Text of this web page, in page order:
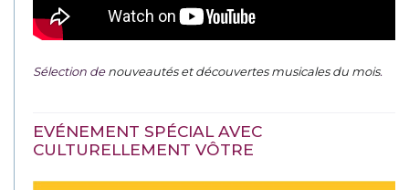
Sélection denouveautés et découvertes musicales du mois.
EVÉNEMENT SPÉCIAL AVEC
CULTURELLEMENT VÔTRE